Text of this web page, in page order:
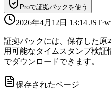
Proで証拠パックを使う
2026年4月12日 13:14 JST·
証拠パックには、保存した原
用可能なタイムスタンプ検証
でダウンロードできます。
保存されたページ